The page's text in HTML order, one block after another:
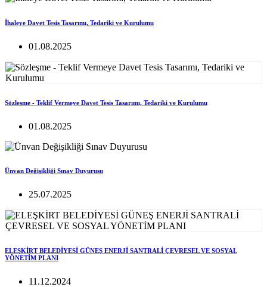
İhaleye Davet Tesis Tasarımı, Tedariki ve Kurulumu
01.08.2025
Sözleşme - Teklif Vermeye Davet Tesis Tasarımı, Tedariki ve Kurulumu
01.08.2025
Ünvan Değişikliği Sınav Duyurusu
25.07.2025
ELEŞKİRT BELEDİYESİ GÜNEŞ ENERJİ SANTRALİ ÇEVRESEL VE SOSYAL
YÖNETİM PLANI
11.12.2024